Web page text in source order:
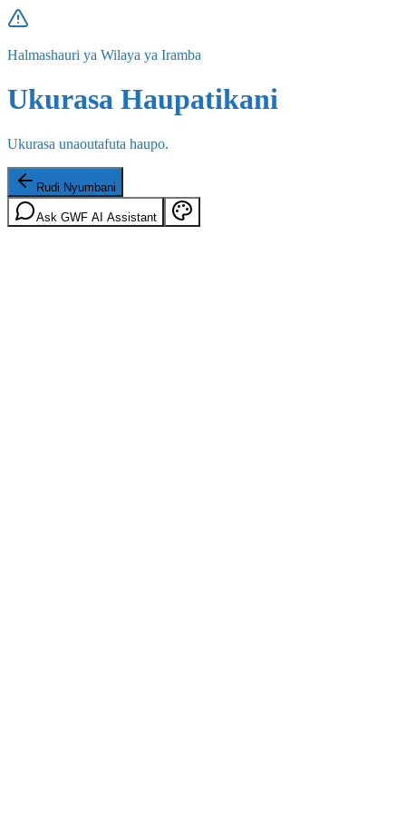
Halmashauri ya Wilaya ya Iramba
Ukurasa Haupatikani
Ukurasa unaoutafuta haupo.
Rudi Nyumbani
Ask GWF AI Assistant